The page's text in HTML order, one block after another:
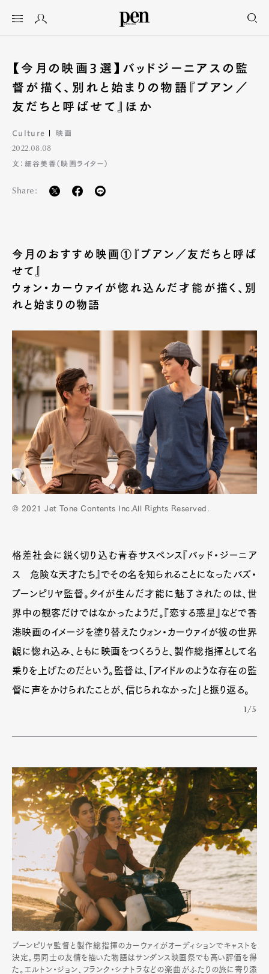
【今月の映画3選】バッドジーニアスの監
督が描く、別れと始まりの物語『プアン／
友だちと呼ばせて』ほか
Culture 映画
2022.08.08
文：細谷美香（映画ライター）
Share:
今月のおすすめ映画①『プアン／友だちと呼ば
せて』
ウォン・カーウァイが惚れ込んだ才能が描く、別
れと始まりの物語
© 2021 Jet Tone Contents Inc.All Rights Reserved.
格差社会に鋭く切り込む青春サスペンス『バッド・ジーニア
ス 危険な天才たち』でその名を知られることになったバズ・
プーンピリヤ監督。タイが生んだ才能に魅了されたのは、世
界中の観客だけではなかったようだ。『恋する惑星』などで香
港映画のイメージを塗り替えたウォン・カーウァイが彼の世界
観に惚れ込み、ともに映画をつくろうと、製作総指揮として名
乗りを上げたのだという。監督は、「アイドルのような存在の監
督に声をかけられたことが、信じられなかった」と振り返る。
1/5
プーンピリヤ監督と製作総指揮のカーウァイがオーディションでキャストを
決定。男同士の友情を描いた物語はサンダンス映画祭でも高い評価を得
た。エルトン・ジョン、フランク・シナトラなどの楽曲がふたりの旅に寄り添